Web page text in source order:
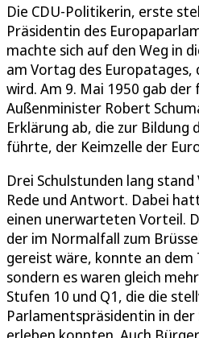
Die CDU-Politikerin, erste
Präsidentin des
machte sich auf den Weg in
am Vortag des
wird. Am 9. Mai 1950 gab der
Außenminister Robert
Erklärung ab, die zur
führte, der Keimzelle der
Drei Schulstunden lang stand
Rede und Antwort. Dabei
einen unerwarteten Vorteil.
der im Normalfall zum
gereist wäre, konnte an
sondern es waren gleich
Stufen 10 und Q1, die die
Parlamentspräsidentin in der